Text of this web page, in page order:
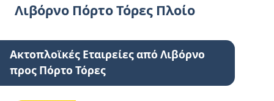
Λιβόρνο Πόρτο Τόρες Πλοίο
Ακτοπλοϊκές Εταιρείες από Λιβόρνο
προς Πόρτο Τόρες